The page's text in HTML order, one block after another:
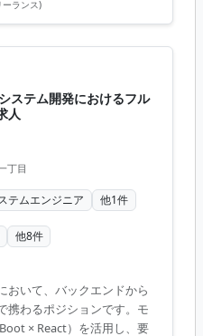
ランス)
ステム開発におけるフル
人
丁目
テムエンジニア 他1件
他8件
おいて、バックエンドから
携わるポジションです。モ
× React）を活用し、要